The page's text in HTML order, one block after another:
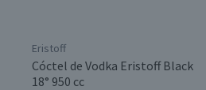
Eristoff
Cóctel de Vodka Eristoff Black
18° 950 cc